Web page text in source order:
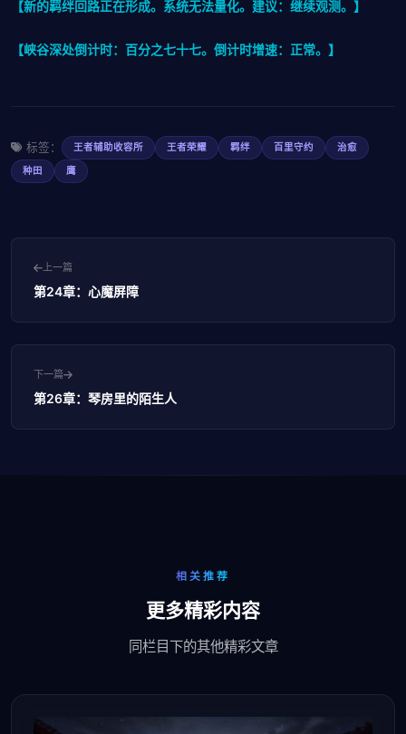
【新的羁绊回路正在形成。系统无法量化。建议：继续观测。】
【峡谷深处倒计时：百分之七十七。倒计时增速：正常。】
标签： 王者辅助收容所 王者荣耀 羁绊 百里守约
治愈
种田
鹰
上一篇
第24章：心魔屏障
下一篇
第26章：琴房里的陌生人
相关推荐
更多精彩内容
同栏目下的其他精彩文章